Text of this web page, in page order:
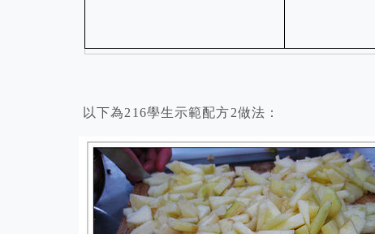
以下為216學生示範配方2做法：